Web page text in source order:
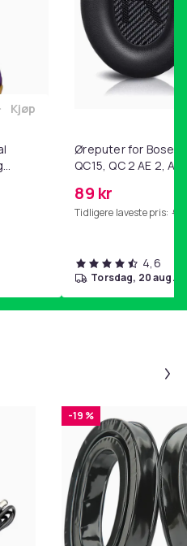
199f37204680
Legg Magetrener, 6-rørs
Kjøp
Øreputer for Bose
QC15, QC 2 AE 2, AE
89 kr
Tidligere laveste pris: 99
4,6
torsdag, 20 aug.
-19 %